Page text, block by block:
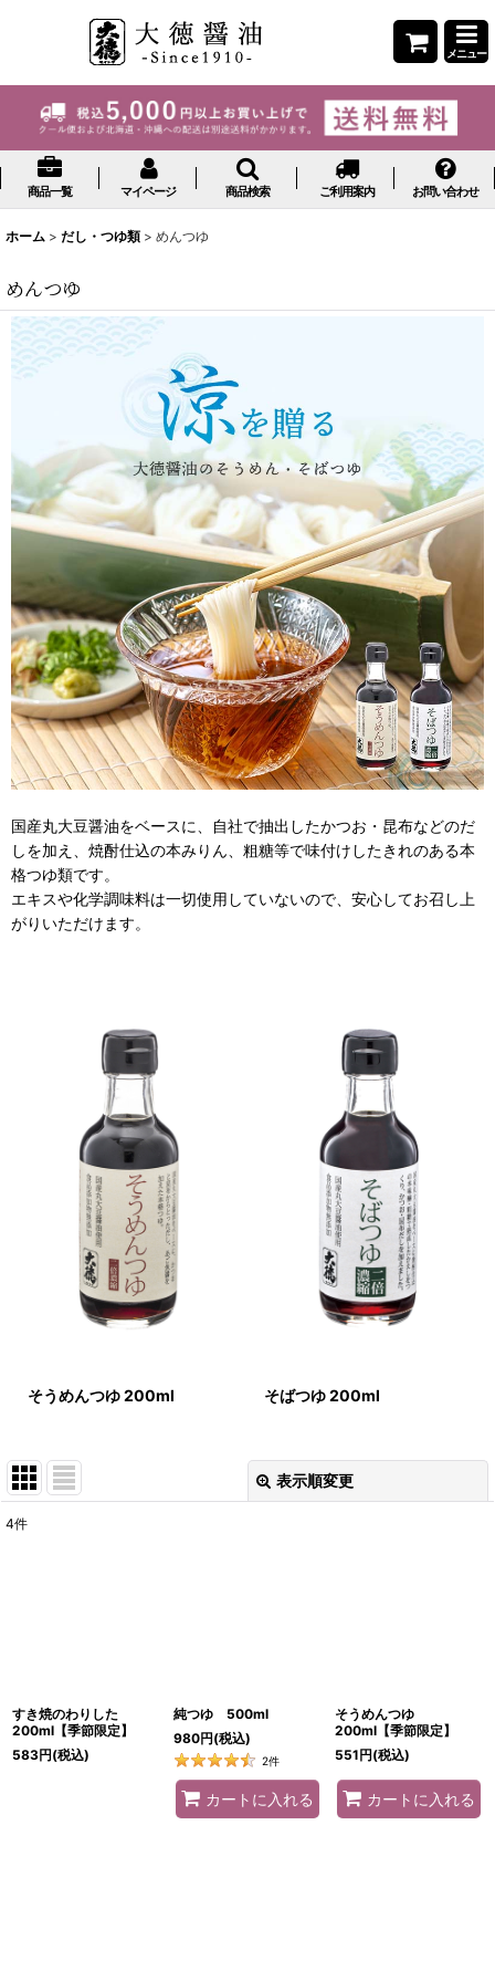
メニュー
商品一覧 マイページ 商品検索 ご利用案内 お問い合わせ
ホーム > だし・つゆ類 > めんつゆ
めんつゆ
国産丸大豆醤油をベースに、自社で抽出したかつお・昆布などのだ
しを加え、焼酎仕込の本みりん、粗糖等で味付けしたきれのある本
格つゆ類です。
エキスや化学調味料は一切使用していないので、安心してお召し上
がりいただけます。
そうめんつゆ 200ml そばつゆ 200ml
表示順変更
4件
すき焼のわりした
200ml【季節限定】
583円(税込)
純つゆ 500ml
980円(税込)
2件
カートに入れる
そうめんつゆ
200ml【季節限定】
551円(税込)
カートに入れる